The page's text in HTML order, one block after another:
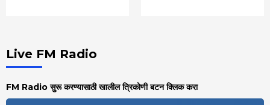
Live FM Radio
FM Radio सुरू करण्यासाठी खालील त्रिकोणी बटन क्लिक करा